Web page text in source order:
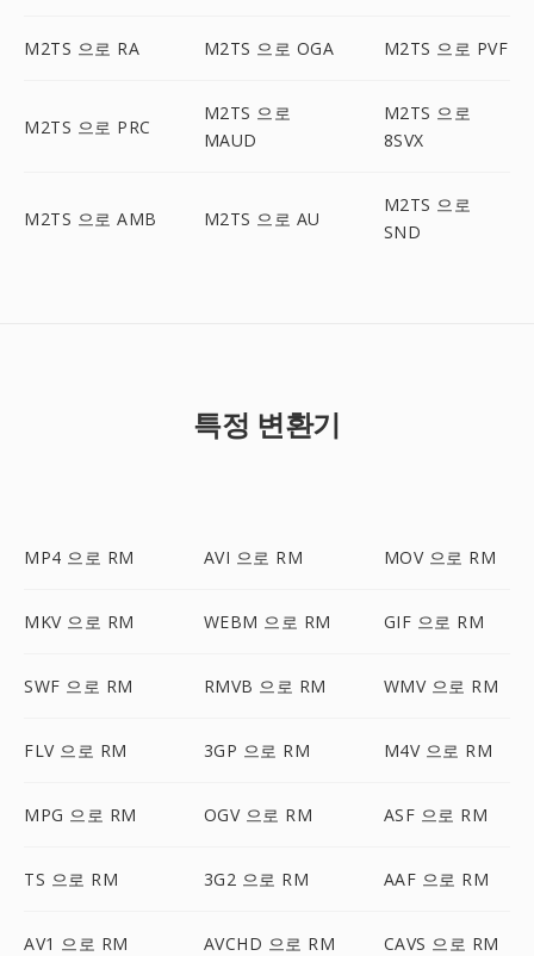
M2TS 으로 RA M2TS 으로 OGA M2TS 으로 PVF
M2TS 으로 PRC
M2TS 으로
MAUD
M2TS 으로
8SVX
M2TS 으로 AMB M2TS 으로 AU
M2TS 으로
SND
특정 변환기
MP4 으로 RM AVI 으로 RM MOV 으로 RM
MKV 으로 RM WEBM 으로 RM GIF 으로 RM
SWF 으로 RM RMVB 으로 RM WMV 으로 RM
FLV 으로 RM 3GP 으로 RM M4V 으로 RM
MPG 으로 RM OGV 으로 RM ASF 으로 RM
TS 으로 RM 3G2 으로 RM AAF 으로 RM
AV1 으로 RM AVCHD 으로 RM CAVS 으로 RM